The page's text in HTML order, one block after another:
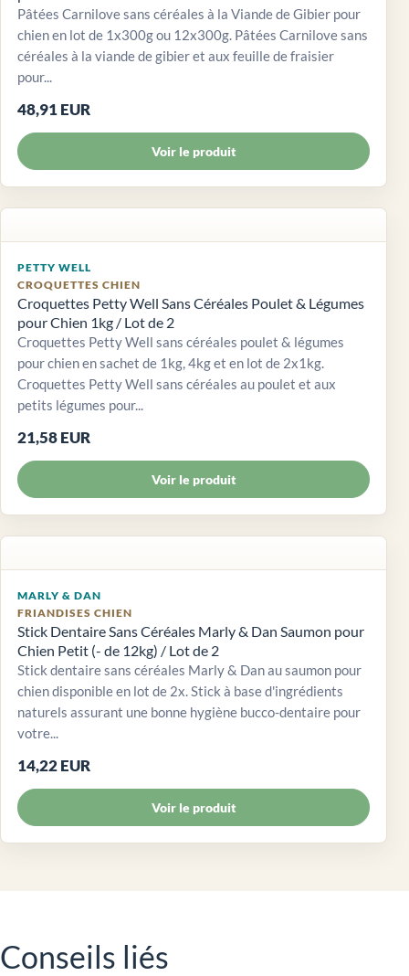
Pâtées Carnilove sans céréales à la Viande de Gibier pour
chien en lot de 1x300g ou 12x300g. Pâtées Carnilove sans
céréales à la viande de gibier et aux feuille de fraisier
pour...
48,91 EUR
Voir le produit
PETTY WELL
CROQUETTES CHIEN
Croquettes Petty Well Sans Céréales Poulet & Légumes
pour Chien 1kg / Lot de 2
Croquettes Petty Well sans céréales poulet & légumes
pour chien en sachet de 1kg, 4kg et en lot de 2x1kg.
Croquettes Petty Well sans céréales au poulet et aux
petits légumes pour...
21,58 EUR
Voir le produit
MARLY & DAN
FRIANDISES CHIEN
Stick Dentaire Sans Céréales Marly & Dan Saumon pour
Chien Petit (- de 12kg) / Lot de 2
Stick dentaire sans céréales Marly & Dan au saumon pour
chien disponible en lot de 2x. Stick à base d'ingrédients
naturels assurant une bonne hygiène bucco-dentaire pour
votre...
14,22 EUR
Voir le produit
Conseils liés